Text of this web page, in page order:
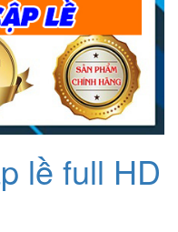
lề full HD